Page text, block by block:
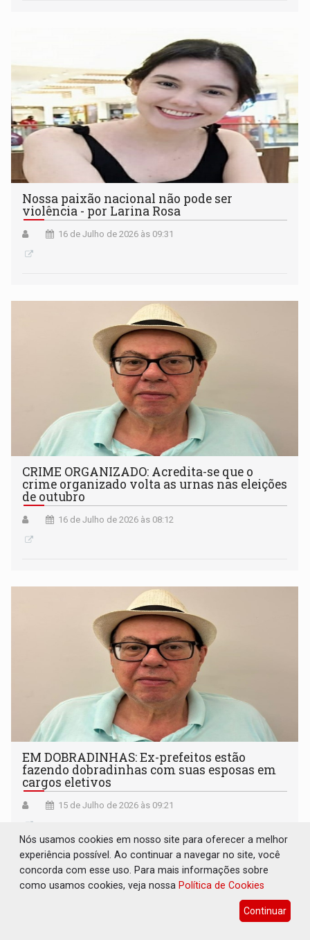
Nossa paixão nacional não pode ser
violência - por Larina Rosa
16 de Julho de 2026 às 09:31
CRIME ORGANIZADO: Acredita-se que o
crime organizado volta as urnas nas eleições
de outubro
16 de Julho de 2026 às 08:12
EM DOBRADINHAS: Ex-prefeitos estão
fazendo dobradinhas com suas esposas em
cargos eletivos
15 de Julho de 2026 às 09:21
Nós usamos cookies em nosso site para oferecer a melhor
experiência possível. Ao continuar a navegar no site, você
concorda com esse uso. Para mais informações sobre
como usamos cookies, veja nossa Política de Cookies
Continuar